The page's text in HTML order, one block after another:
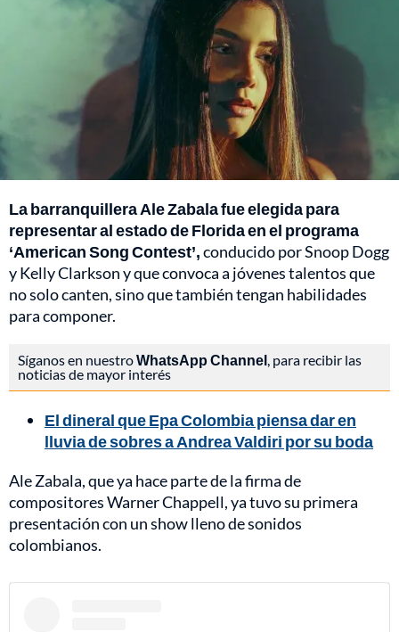
La barranquillera Ale Zabala fue elegida para
representar al estado de Florida en el programa
‘American Song Contest’,conducido por Snoop Dogg
y Kelly Clarkson y que convoca a jóvenes talentos que
no solo canten, sino que también tengan habilidades
para componer.
Síganos en nuestroWhatsApp Channel, para recibir las
noticias de mayor interés
El dineral que Epa Colombia piensa dar en
lluvia de sobres a Andrea Valdiri por su boda
Ale Zabala, que ya hace parte de la firma de
compositores Warner Chappell, ya tuvo su primera
presentación con un show lleno de sonidos
colombianos.